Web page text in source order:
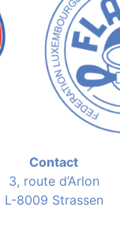
Contact
3, route d’Arlon
L-8009 Strassen